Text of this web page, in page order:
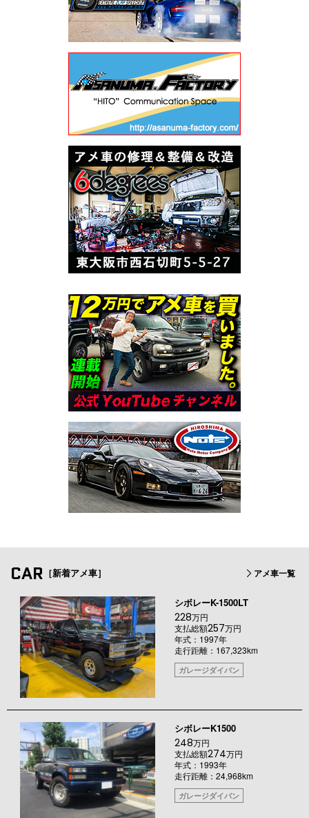
CAR ［新着アメ車］ アメ車一覧
シボレーK-1500LT
228万円
支払総額257万円
年式：1997年
走行距離：167,323km
ガレージダイバン
シボレーK1500
248万円
支払総額274万円
年式：1993年
走行距離：24,968km
ガレージダイバン